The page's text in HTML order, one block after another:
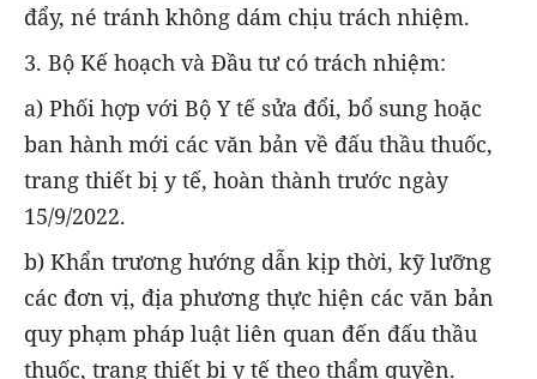
đẩy, né tránh không dám chịu trách nhiệm.
3. Bộ Kế hoạch và Đầu tư có trách nhiệm:
a) Phối hợp với Bộ Y tế sửa đổi, bổ sung hoặc
ban hành mới các văn bản về đấu thầu thuốc,
trang thiết bị y tế, hoàn thành trước ngày
15/9/2022.
b) Khẩn trương hướng dẫn kịp thời, kỹ lưỡng
các đơn vị, địa phương thực hiện các văn bản
quy phạm pháp luật liên quan đến đấu thầu
thuốc, trang thiết bị y tế theo thẩm quyền.